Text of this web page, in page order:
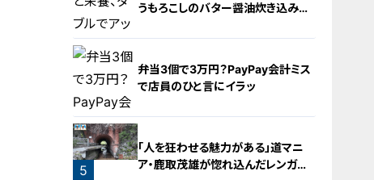
2
3
うもろこしのバター醤油炊き込みご
弁当3個で3万円？PayPay会計ミス
で店員のひと言にイラッ
5
「人を狂わせる魅力がある」道マニ
ア・鹿取茂雄が惚れ込んだレンガの